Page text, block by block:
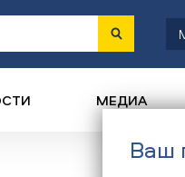
МЕДИА
Ваш